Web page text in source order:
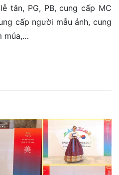
tân, PG, PB, cung cấp MC
cấp người mẫu ảnh, cung
múa,…